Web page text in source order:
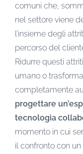
comuni che,
nel settore viene
l’insieme degli
percorso del
Ridurre questi
umano o
completamente
progettare
tecnologia
momento in cui
il confronto con